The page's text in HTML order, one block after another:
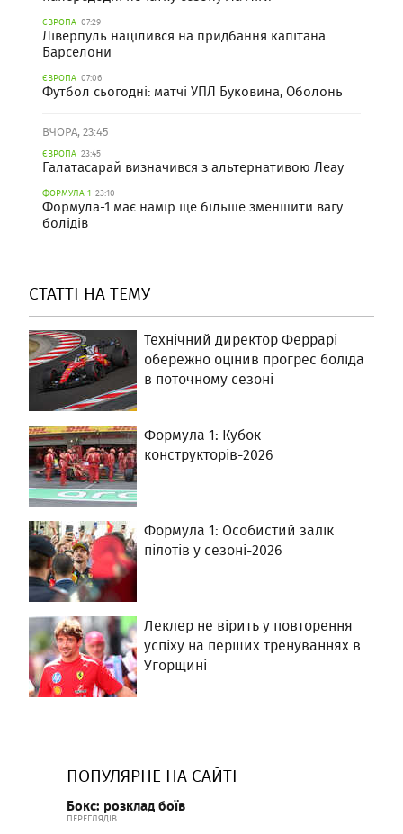
ЄВРОПА 07:29
Ліверпуль націлився на придбання капітана
Барселони
ЄВРОПА 07:06
Футбол сьогодні: матчі УПЛ Буковина, Оболонь
ВЧОРА, 23:45
ЄВРОПА 23:45
Галатасарай визначився з альтернативою Леау
ФОРМУЛА 1 23:10
Формула-1 має намір ще більше зменшити вагу
болідів
СТАТТІ НА ТЕМУ
Технічний директор Феррарі
обережно оцінив прогрес боліда
в поточному сезоні
Формула 1: Кубок
конструкторів-2026
Формула 1: Особистий залік
пілотів у сезоні-2026
Леклер не вірить у повторення
успіху на перших тренуваннях в
Угорщині
ПОПУЛЯРНЕ НА САЙТІ
Бокс: розклад боїв
ПЕРЕГЛЯДІВ